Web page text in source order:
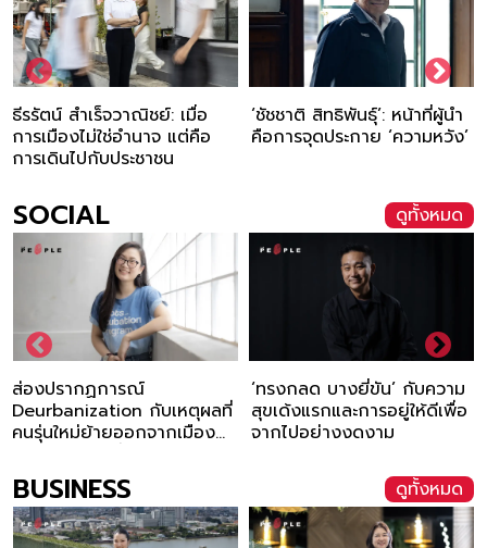
‘ชัชชาติ สิทธิพันธุ์’: หน้าที่ผู้นำ
คือการจุดประกาย ‘ความหวัง’
‘ชนะวุธ อุทโท’ : “การเมืองไม่
แค่ถนนหรือสะพาน แต่คือเงิน
SOCIAL ดูทั้งหมด
ที่
‘ทรงกลด บางยี่ขัน’ กับความ
สุขเด้งแรกและการอยู่ให้ดีเพื่อ
จากไปอย่างงดงาม
ถอดรหัสชีวิตและความตาย
ผ่านหัวใจ ‘พญ.นิษฐา เอื้ออา
มิตร’ (หมอแนต)
BUSINESS ดูทั้งหมด